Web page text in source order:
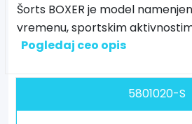
Šorts BOXER je model
vremenu, sportskim
Pogledaj ceo opis
5801020-S